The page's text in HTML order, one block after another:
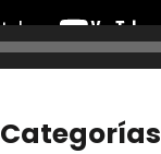
Categorías